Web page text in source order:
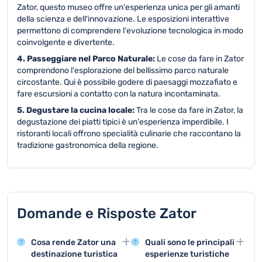
Zator, questo museo offre un'esperienza unica per gli amanti
della scienza e dell'innovazione. Le esposizioni interattive
permettono di comprendere l'evoluzione tecnologica in modo
coinvolgente e divertente.
4. Passeggiare nel Parco Naturale: Le cose da fare in Zator
comprendono l'esplorazione del bellissimo parco naturale
circostante. Qui è possibile godere di paesaggi mozzafiato e
fare escursioni a contatto con la natura incontaminata.
5. Degustare la cucina locale:Tra le cose da fare in Zator, la
degustazione dei piatti tipici è un'esperienza imperdibile. I
ristoranti locali offrono specialità culinarie che raccontano la
tradizione gastronomica della regione.
Domande e Risposte Zator
Cosa rende Zator una
destinazione turistica
Quali sono le principali
esperienze turistiche